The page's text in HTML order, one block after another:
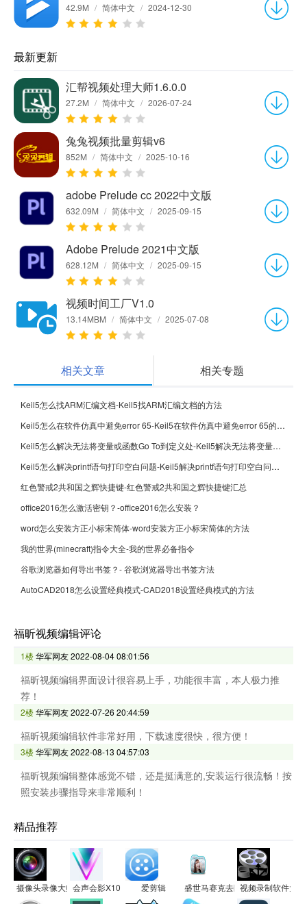
42.9M / 简体中文 / 2024-12-30
最新更新
汇帮视频处理大师1.6.0.0
27.2M / 简体中文 / 2026-07-24
兔兔视频批量剪辑v6
852M / 简体中文 / 2025-10-16
adobe Prelude cc 2022中文版
632.09M / 简体中文 / 2025-09-15
Adobe Prelude 2021中文版
628.12M / 简体中文 / 2025-09-15
视频时间工厂V1.0
13.14MBM / 简体中文 / 2025-07-08
相关文章 相关专题
Keil5怎么找ARM汇编文档-Keil5找ARM汇编文档的方法
Keil5怎么在软件仿真中避免error 65-Keil5在软件仿真中避免error 65的方法
Keil5怎么解决无法将变量或函数Go To到定义处-Keil5解决无法将变量或函数Go To到定义处的方法
Keil5怎么解决printf语句打印空白问题-Keil5解决printf语句打印空白问题的方法
红色警戒2共和国之辉快捷键-红色警戒2共和国之辉快捷键汇总
office2016怎么激活密钥？-office2016怎么安装？
word怎么安装方正小标宋简体-word安装方正小标宋简体的方法
我的世界(minecraft)指令大全-我的世界必备指令
谷歌浏览器如何导出书签？- 谷歌浏览器导出书签方法
AutoCAD2018怎么设置经典模式-CAD2018设置经典模式的方法
福昕视频编辑评论
1楼华军网友2022-08-04 08:01:56
福昕视频编辑界面设计很容易上手，功能很丰富，本人极力推
荐！
2楼华军网友2022-07-26 20:44:59
福昕视频编辑软件非常好用，下载速度很快，很方便！
3楼华军网友2022-08-13 04:57:03
福昕视频编辑整体感觉不错，还是挺满意的,安装运行很流畅！按
照安装步骤指导来非常顺利！
精品推荐
摄像头录像大师会声会影X10（视频制作软件）
爱剪辑 盛世马赛克去除工具视频录制软件大师